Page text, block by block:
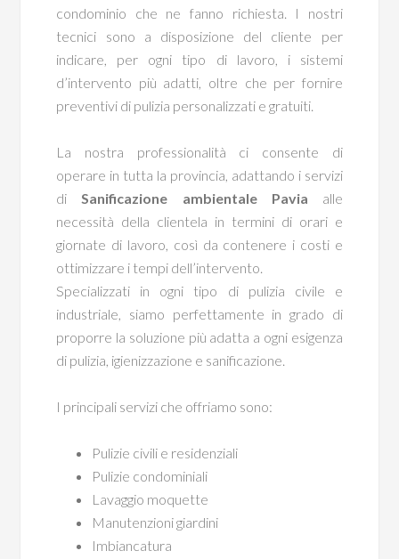
condominio che ne fanno richiesta. I nostri
tecnici sono a disposizione del cliente per
indicare, per ogni tipo di lavoro, i sistemi
d’intervento più adatti, oltre che per fornire
preventivi di pulizia personalizzati e gratuiti.
La nostra professionalità ci consente di
operare in tutta la provincia, adattando i servizi
diSanificazione ambientale Pavia
alle
necessità della clientela in termini di orari e
giornate di lavoro, così da contenere i costi e
ottimizzare i tempi dell’intervento.
Specializzati in ogni tipo di pulizia civile e
industriale, siamo perfettamente in grado di
proporre la soluzione più adatta a ogni esigenza
di pulizia, igienizzazione e sanificazione.
I principali servizi che offriamo sono:
Pulizie civili e residenziali
Pulizie condominiali
Lavaggio moquette
Manutenzioni giardini
Imbiancatura